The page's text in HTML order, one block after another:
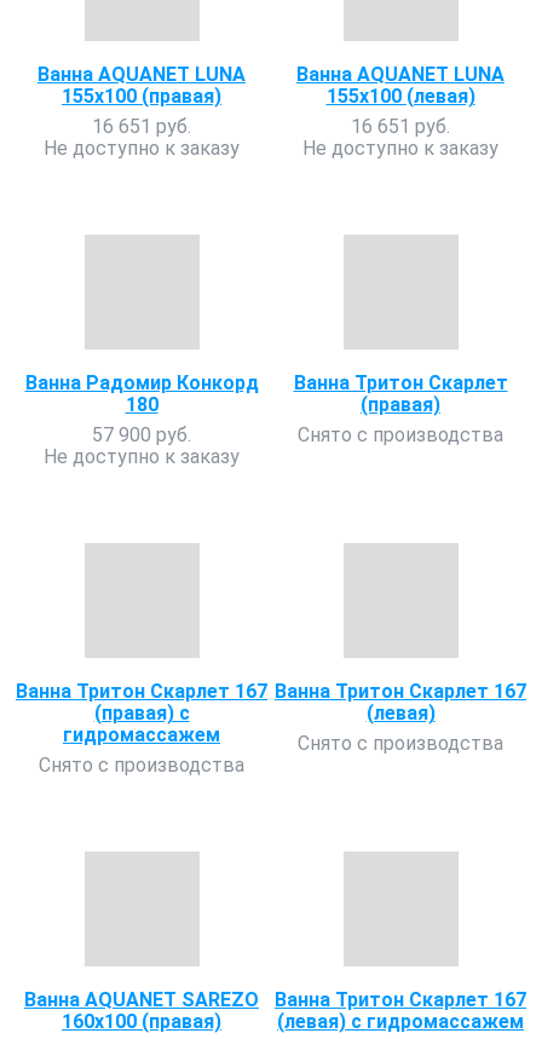
Ванна AQUANET LUNA
155х100 (правая)
16 651 руб.
Не доступно к заказу
Ванна AQUANET LUNA
155х100 (левая)
16 651 руб.
Не доступно к заказу
Ванна Радомир Конкорд
180
57 900 руб.
Не доступно к заказу
Ванна Тритон Скарлет
(правая)
Снято с производства
Ванна Тритон Скарлет 167
(правая) с
гидромассажем
Снято с производства
Ванна Тритон Скарлет 167
(левая)
Снято с производства
Ванна AQUANET SAREZO
160х100 (правая)
Ванна Тритон Скарлет 167
(левая) с гидромассажем